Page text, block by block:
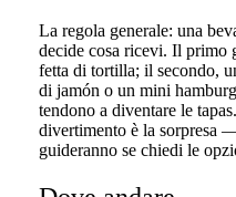
La regola generale: una
decide cosa ricevi. Il primo
fetta di tortilla; il secondo,
di jamón o un mini
tendono a diventare le
divertimento è la sorpresa
guideranno se chiedi le